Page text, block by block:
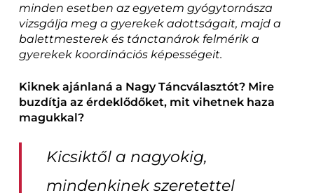
minden esetben az egyetem gyógytornásza
vizsgálja meg a gyerekek adottságait, majd a
balettmesterek és tánctanárok felmérik a
gyerekek koordinációs képességeit.
Kiknek ajánlaná a Nagy Táncválasztót? Mire
buzdítja az érdeklődőket, mit vihetnek haza
magukkal?
Kicsiktől a nagyokig,
mindenkinek szeretettel